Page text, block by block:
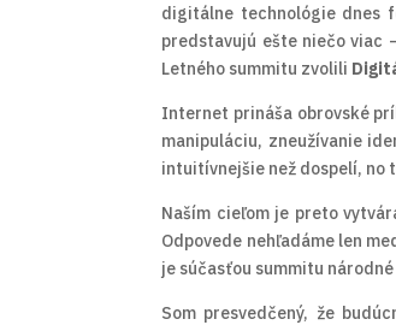
digitálne technológie dnes
predstavujú ešte niečo viac
Letného summitu zvolili
Internet prináša obrovské
manipuláciu, zneužívanie
intuitívnejšie než dospelí, no
Naším cieľom je preto
Odpovede nehľadáme len
je súčasťou summitu
Som presvedčený, že